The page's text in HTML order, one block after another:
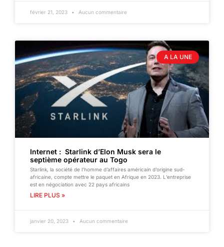
février 21, 2023 Aucun commentaire
A LA UNE
Internet : Starlink d’Elon Musk sera le
septième opérateur au Togo
Starlink, la société de l’homme d’affaires américain d’origine sud-
africaine, compte mettre le paquet en Afrique en 2023. L’entreprise
est en négociation avec 22 pays africains
LIRE PLUS »
janvier 20, 2023 Aucun commentaire